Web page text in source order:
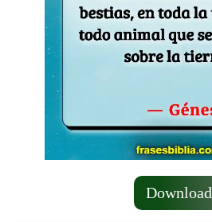
Download